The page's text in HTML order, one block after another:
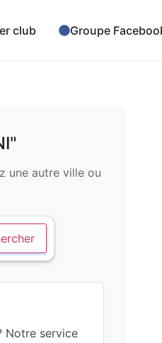
club Groupe
une autre ville ou
Notre service